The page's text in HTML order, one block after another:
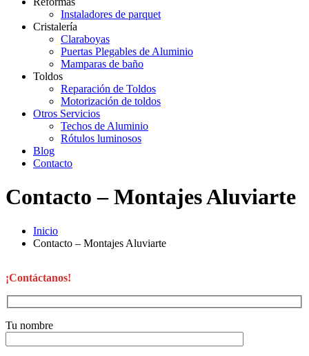
Instaladores de parquet
Cristalería
Claraboyas
Puertas Plegables de Aluminio
Mamparas de baño
Toldos
Reparación de Toldos
Motorización de toldos
Otros Servicios
Techos de Aluminio
Rótulos luminosos
Blog
Contacto
Contacto – Montajes Aluviarte
Inicio
Contacto – Montajes Aluviarte
¡Contáctanos!
Tu nombre